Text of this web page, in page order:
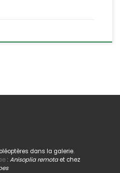
dans la galerie.
: Anisoplia remotaet chez